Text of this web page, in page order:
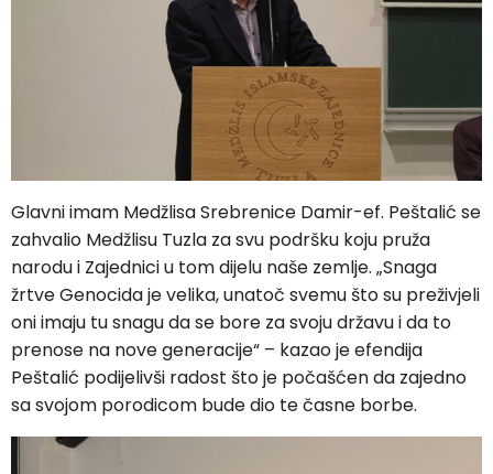
Glavni imam Medžlisa Srebrenice Damir-ef. Peštalić se
zahvalio Medžlisu Tuzla za svu podršku koju pruža
narodu i Zajednici u tom dijelu naše zemlje. „Snaga
žrtve Genocida je velika, unatoč svemu što su preživjeli
oni imaju tu snagu da se bore za svoju državu i da to
prenose na nove generacije“ – kazao je efendija
Peštalić podijelivši radost što je počašćen da zajedno
sa svojom porodicom bude dio te časne borbe.